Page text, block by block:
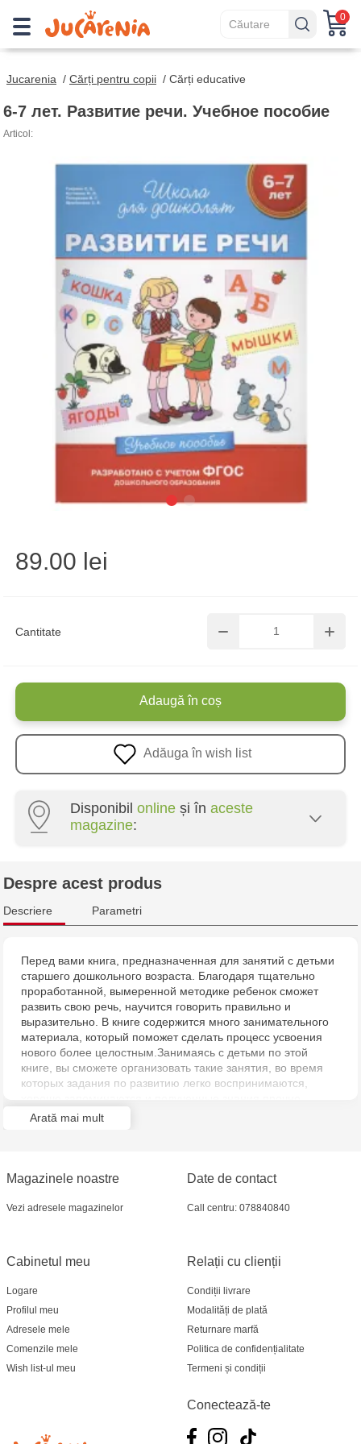
0
Jucarenia / Cărți pentru copii / Cărți educative
6-7 лет. Развитие речи. Учебное пособие
Articol:
Cantitate
89.00 lei
Adaugă în coș
Adăuga în wish list
Disponibil online și în aceste
magazine:
Jucărenia Bălți - str. Alexandru Cel Bun, 5
Despre acest produs
Descriere Parametri
Перед вами книга, предназначенная для занятий с детьми
старшего дошкольного возраста. Благодаря тщательно
проработанной, вымеренной методике ребенок сможет
развить свою речь, научится говорить правильно и
выразительно. В книге содержится много занимательного
материала, который поможет сделать процесс усвоения
нового более целостным.Занимаясь с детьми по этой
книге, вы сможете организовать такие занятия, во время
которых задания по развитию легко воспринимаются,
закрепляются.Сложность заданий постепенно нарастает,
пройдено.
Arată mai mult
Magazinele noastre
Vezi adresele magazinelor
Relații cu clienții
Condiții livrare
Modalități de plată
Returnare marfă
Politica de confidențialitate
Termeni și condiții
Cabinetul meu
Logare
Profilul meu
Adresele mele
Comenzile mele
Wish list-ul meu
Date de contact
Call centru: 078840840
Conectează-te